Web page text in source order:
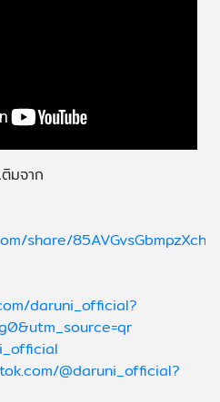
มจาก
share/
daruni_official?
@daruni_official?